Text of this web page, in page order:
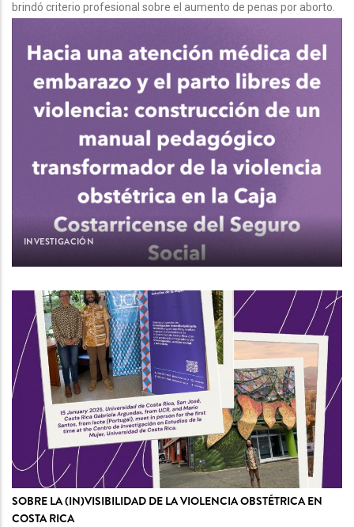
brindó criterio profesional sobre el aumento de penas por aborto.
INVESTIGACIÓN
SOBRE LA (IN)VISIBILIDAD DE LA VIOLENCIA OBSTÉTRICA EN
COSTA RICA